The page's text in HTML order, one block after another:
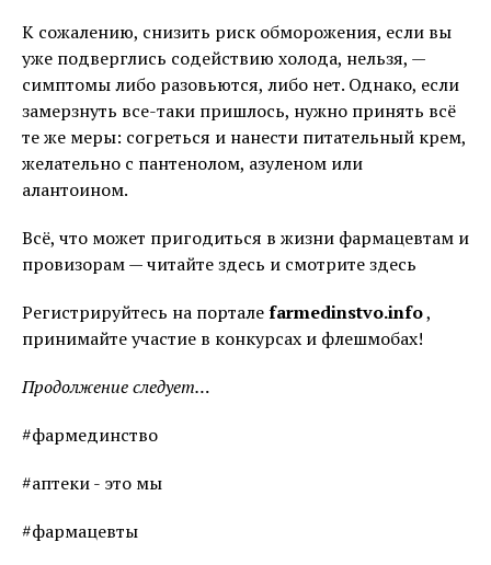
К сожалению, снизить риск обморожения, если вы
уже подверглись содействию холода, нельзя, —
симптомы либо разовьются, либо нет. Однако, если
замерзнуть все-таки пришлось, нужно принять всё
те же меры: согреться и нанести питательный крем,
желательно с пантенолом, азуленом или
алантоином.
Всё, что может пригодиться в жизни фармацевтам и
провизорам — читайте здесь и смотрите здесь
Регистрируйтесь на порталеfarmedinstvo.info,
принимайте участие в конкурсах и флешмобах!
Продолжение следует…
#фармединство
#аптеки - это мы
#фармацевты